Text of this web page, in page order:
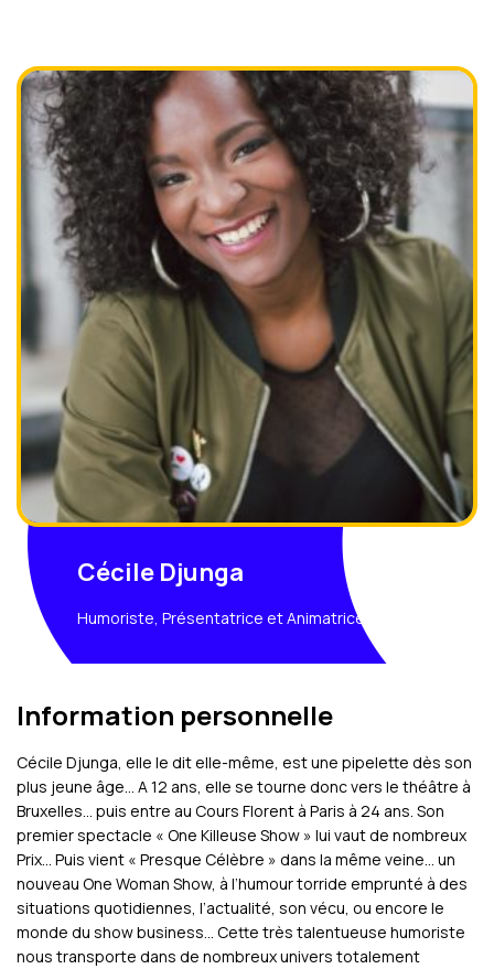
Cécile Djunga
Humoriste, Présentatrice et Animatrice
Information personnelle
Cécile Djunga, elle le dit elle-même, est une pipelette dès son
plus jeune âge… A 12 ans, elle se tourne donc vers le théâtre à
Bruxelles… puis entre au Cours Florent à Paris à 24 ans. Son
premier spectacle « One Killeuse Show » lui vaut de nombreux
Prix… Puis vient « Presque Célèbre » dans la même veine… un
nouveau One Woman Show, à l’humour torride emprunté à des
situations quotidiennes, l’actualité, son vécu, ou encore le
monde du show business… Cette très talentueuse humoriste
nous transporte dans de nombreux univers totalement